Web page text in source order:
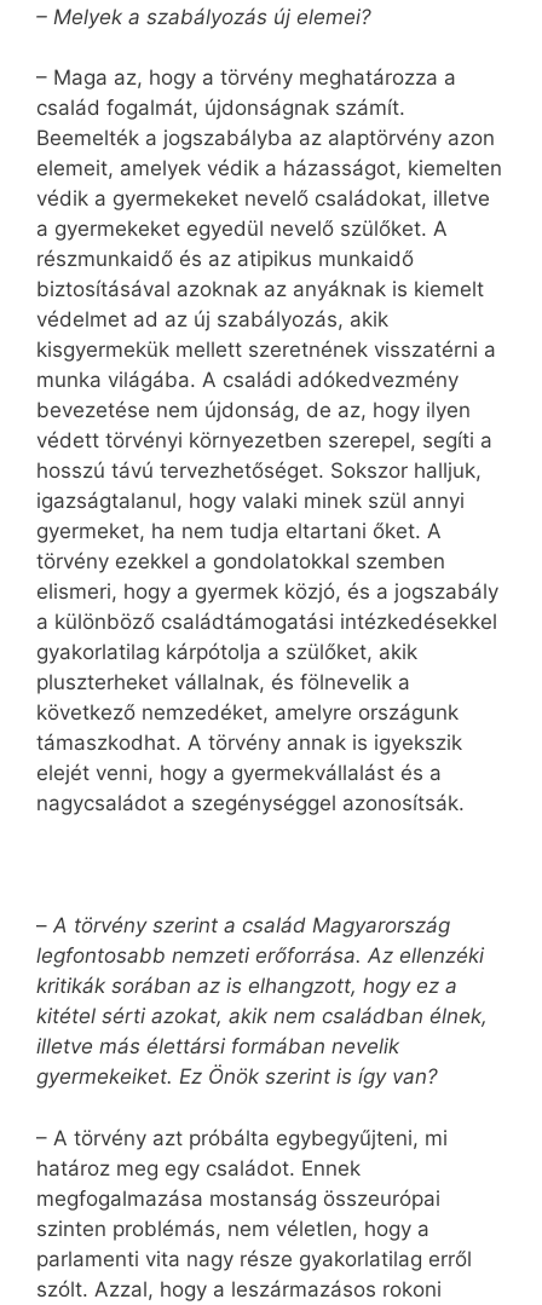
– Melyek a szabályozás új elemei?
– Maga az, hogy a törvény meghatározza a
család fogalmát, újdonságnak számít.
Beemelték a jogszabályba az alaptörvény azon
elemeit, amelyek védik a házasságot, kiemelten
védik a gyermekeket nevelő családokat, illetve
a gyermekeket egyedül nevelő szülőket. A
részmunkaidő és az atipikus munkaidő
biztosításával azoknak az anyáknak is kiemelt
védelmet ad az új szabályozás, akik
kisgyermekük mellett szeretnének visszatérni a
munka világába. A családi adókedvezmény
bevezetése nem újdonság, de az, hogy ilyen
védett törvényi környezetben szerepel, segíti a
hosszú távú tervezhetőséget. Sokszor halljuk,
igazságtalanul, hogy valaki minek szül annyi
gyermeket, ha nem tudja eltartani őket. A
törvény ezekkel a gondolatokkal szemben
elismeri, hogy a gyermek közjó, és a jogszabály
a különböző családtámogatási intézkedésekkel
gyakorlatilag kárpótolja a szülőket, akik
pluszterheket vállalnak, és fölnevelik a
következő nemzedéket, amelyre országunk
támaszkodhat. A törvény annak is igyekszik
elejét venni, hogy a gyermekvállalást és a
nagycsaládot a szegénységgel azonosítsák.
– A törvény szerint a család Magyarország
legfontosabb nemzeti erőforrása. Az ellenzéki
kritikák sorában az is elhangzott, hogy ez a
kitétel sérti azokat, akik nem családban élnek,
illetve más élettársi formában nevelik
gyermekeiket. Ez Önök szerint is így van?
– A törvény azt próbálta egybegyűjteni, mi
határoz meg egy családot. Ennek
megfogalmazása mostanság összeurópai
szinten problémás, nem véletlen, hogy a
parlamenti vita nagy része gyakorlatilag erről
szólt. Azzal, hogy a leszármazásos rokoni